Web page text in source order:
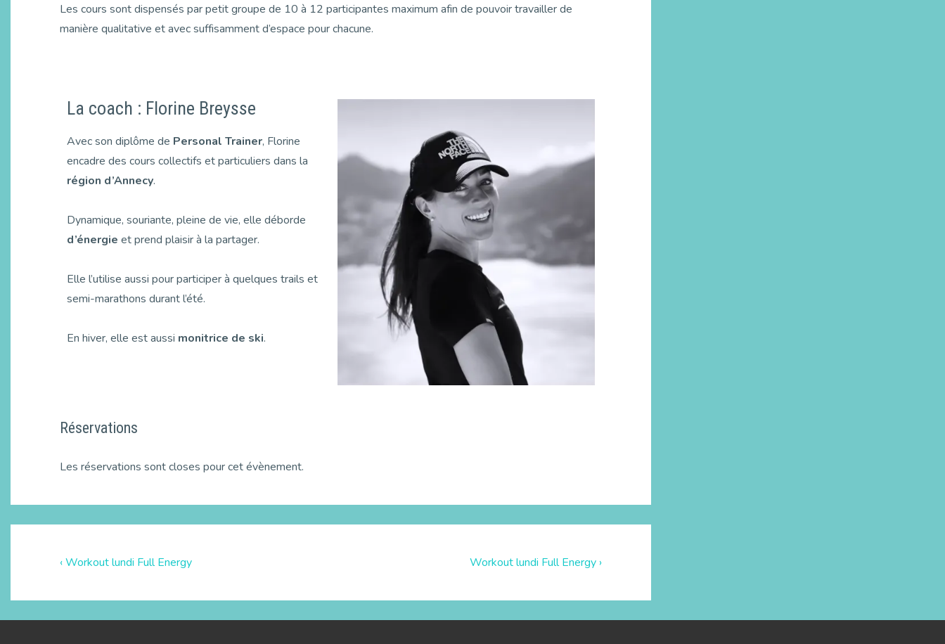
Les cours sont dispensés par petit groupe de 10 à 12 participantes maximum afin de pouvoir travailler de
manière qualitative et avec suffisamment d’espace pour chacune.
La coach : Florine Breysse
Avec son diplôme de Personal Trainer, Florine
encadre des cours collectifs et particuliers dans la
région d’Annecy.
Dynamique, souriante, pleine de vie, elle déborde
d’énergie et prend plaisir à la partager.
Elle l’utilise aussi pour participer à quelques trails et
semi-marathons durant l’été.
En hiver, elle est aussi monitrice de ski.
Réservations
Les réservations sont closes pour cet évènement.
‹ Workout lundi Full Energy Workout lundi Full Energy ›